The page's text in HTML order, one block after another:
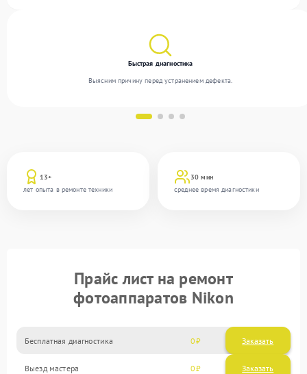
13+
лет опыта в ремонте техники
30 мин
среднее время диагностики
Быстрая диагностика
Выясним причину перед устранением дефекта.
Прайс лист на ремонт
фотоаппаратов Nikon
Бесплатная диагностика 0 Заказать
Выезд мастера 0 Заказать